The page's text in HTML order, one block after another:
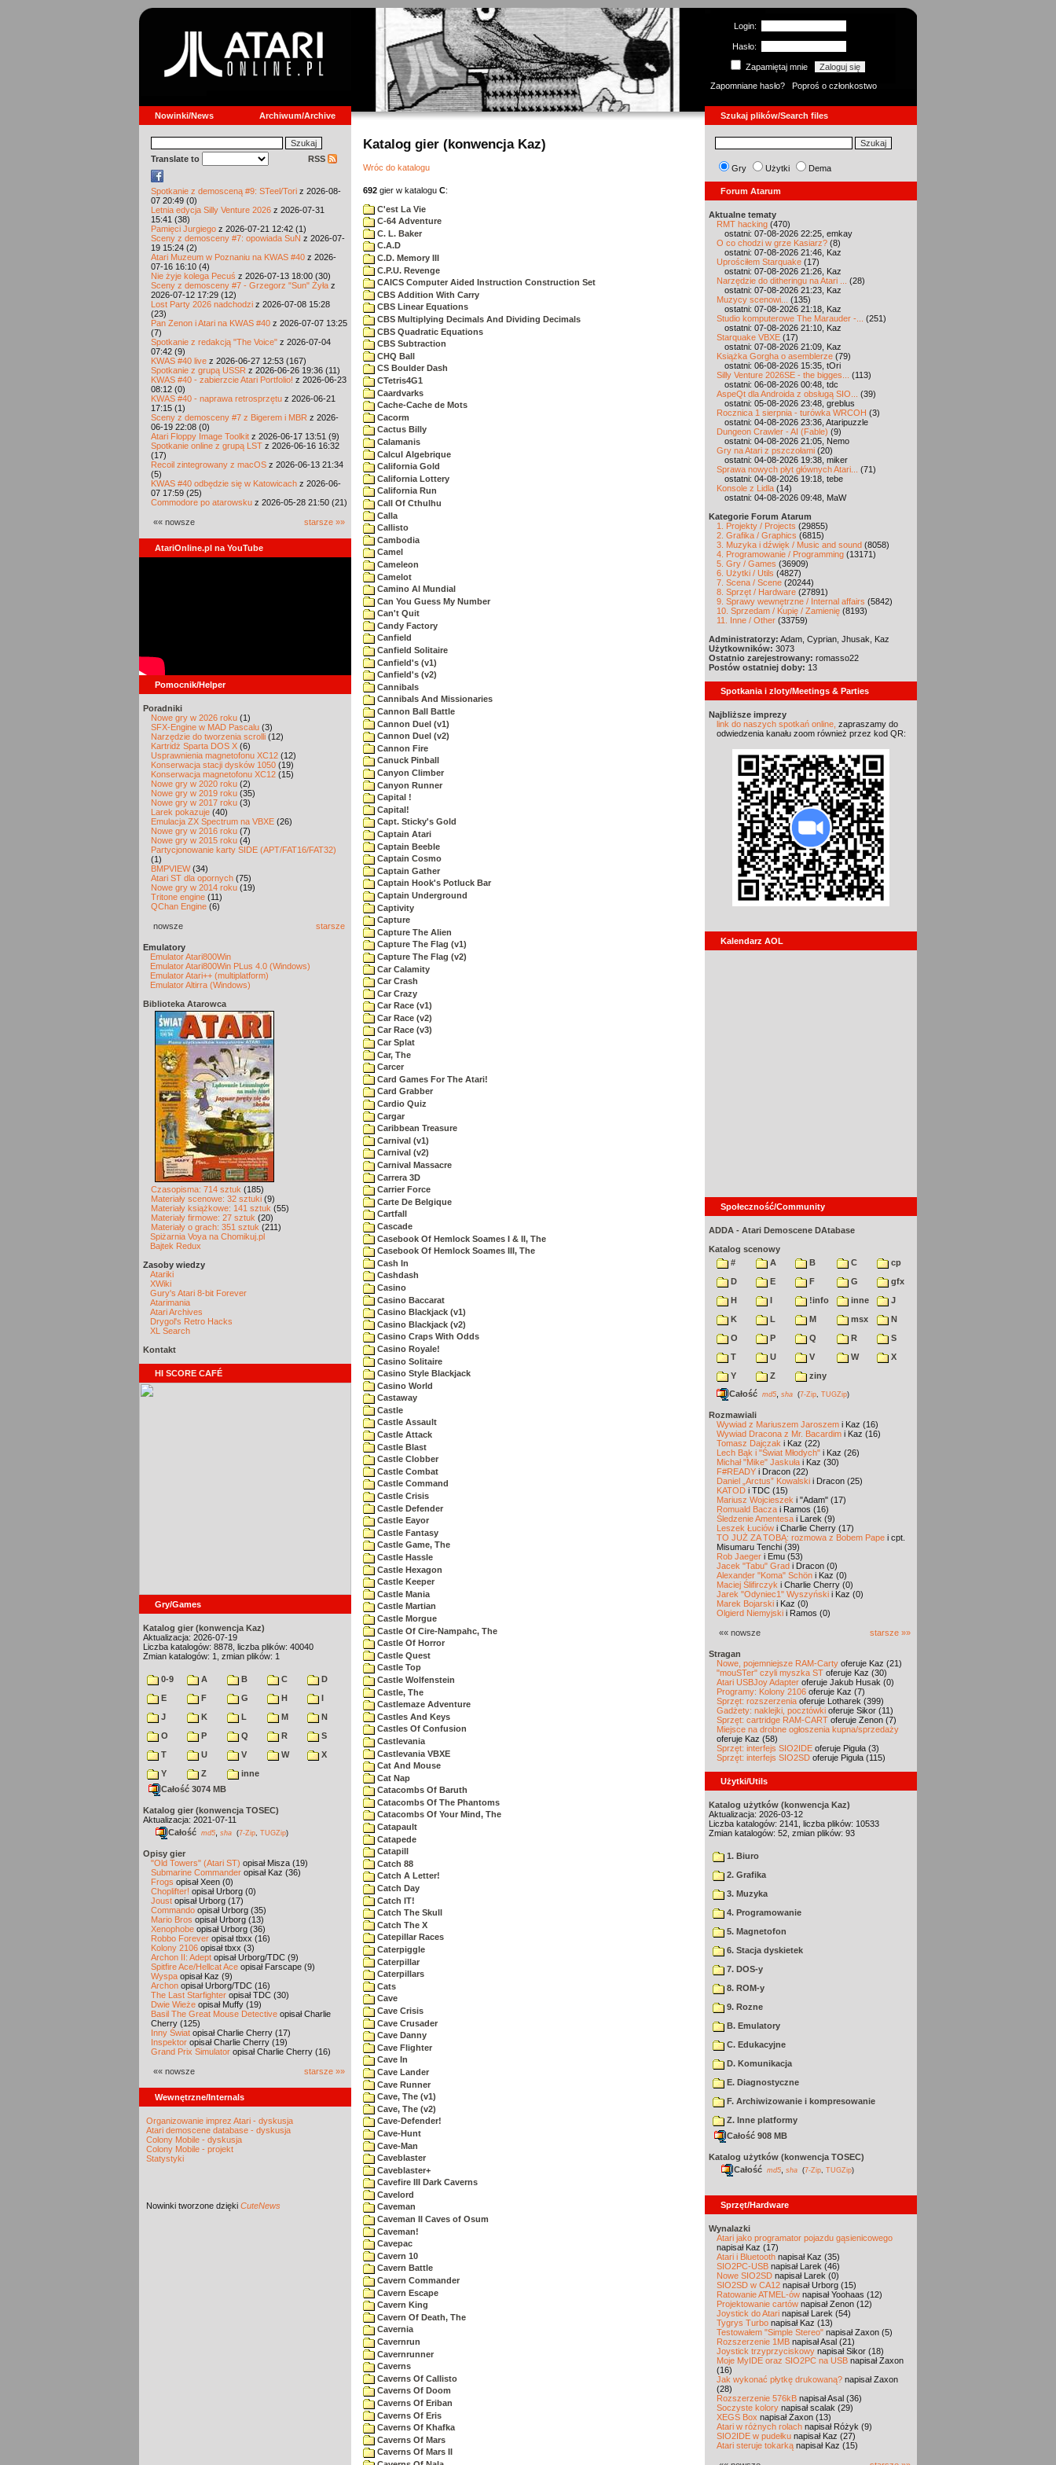
Login:
Hasło:
Zapamiętaj mnie
Zapomniane hasło?
Poproś o członkostwo
Nowinki/News Archiwum/Archive Szukaj plików/Search files
Translate to RSS
Spotkanie z demosceną #9: STeel/Tori z 2026-08-
07 20:49 (0)
Letnia edycja Silly Venture 2026 z 2026-07-31
15:41 (38)
Pamięci Jurgiego z 2026-07-21 12:42 (1)
Sceny z demosceny #7: opowiada SuN z 2026-07-
19 15:24 (2)
Atari Muzeum w Poznaniu na KWAS #40 z 2026-
07-16 16:10 (4)
Nie żyje kolega Pecuś z 2026-07-13 18:00 (30)
Sceny z demosceny #7 - Grzegorz "Sun" Żyła z
2026-07-12 17:29 (12)
Lost Party 2026 nadchodzi z 2026-07-08 15:28
(23)
Pan Zenon i Atari na KWAS #40 z 2026-07-07 13:25
(7)
Spotkanie z redakcją "The Voice" z 2026-07-04
07:42 (9)
KWAS #40 live z 2026-06-27 12:53 (167)
Spotkanie z grupą USSR z 2026-06-26 19:36 (11)
KWAS #40 - zabierzcie Atari Portfolio! z 2026-06-23
08:12 (0)
KWAS #40 - naprawa retrosprzętu z 2026-06-21
17:15 (1)
Sceny z demosceny #7 z Bigerem i MBR z 2026-
06-19 22:08 (0)
Atari Floppy Image Toolkit z 2026-06-17 13:51 (9)
Spotkanie online z grupą LST z 2026-06-16 16:32
(17)
Recoil zintegrowany z macOS z 2026-06-13 21:34
(5)
KWAS #40 odbędzie się w Katowicach z 2026-06-
07 17:59 (25)
Commodore po atarowsku z 2026-05-28 21:50 (21)
«« nowsze starsze »»
AtariOnline.pl na YouTube
Pomocnik/Helper
Poradniki
Nowe gry w 2026 roku (1)
SFX-Engine w MAD Pascalu (3)
Narzędzie do tworzenia scrolli (12)
Kartridż Sparta DOS X (6)
Usprawnienia magnetofonu XC12 (12)
Konserwacja stacji dysków 1050 (19)
Konserwacja magnetofonu XC12 (15)
Nowe gry w 2020 roku (2)
Nowe gry w 2019 roku (35)
Nowe gry w 2017 roku (3)
Larek pokazuje (40)
Emulacja ZX Spectrum na VBXE (26)
Nowe gry w 2016 roku (7)
Nowe gry w 2015 roku (4)
Partycjonowanie karty SIDE (APT/FAT16/FAT32)
(1)
BMPVIEW(34)
Atari ST dla opornych (75)
Nowe gry w 2014 roku (19)
Tritone engine (11)
QChan Engine (6)
nowsze starsze
Emulatory
Emulator Atari800Win
Emulator Atari800Win PLus 4.0 (Windows)
Emulator Atari++ (multiplatform)
Emulator Altirra (Windows)
Biblioteka Atarowca
Czasopisma: 714 sztuk (185)
Materiały scenowe: 32 sztuki (9)
Materiały książkowe: 141 sztuk (55)
Materiały firmowe: 27 sztuk (20)
Materiały o grach: 351 sztuk (211)
Spiżarnia Voya na Chomikuj.pl
Bajtek Redux
Zasoby wiedzy
Atariki
XWiki
Gury's Atari 8-bit Forever
Atarimania
Atari Archives
Drygol's Retro Hacks
XL Search
Kontakt
HI SCORE CAFÉ
Gry/Games
Katalog gier (konwencja Kaz)
Aktualizacja: 2026-07-19
Liczba katalogów: 8878, liczba plików: 40040
Zmian katalogów: 1, zmian plików: 1
0-9 A B C
D
E
F G H
I
J
K L M
N
O
P Q R
S
T
U V W
X
Y
Z
inne
Całość 3074 MB
Katalog gier (konwencja TOSEC)
Aktualizacja: 2021-07-11
Całość md5 sha (7-Zip TUGZip)
Opisy gier
"Old Towers" (Atari ST) opisał Misza (19)
Submarine Commander opisał Kaz (36)
Frogs opisał Xeen (0)
Choplifter! opisał Urborg (0)
Joust opisał Urborg (17)
Commando opisał Urborg (35)
Mario Bros opisał Urborg (13)
Xenophobe opisał Urborg (36)
Robbo Forever opisał tbxx (16)
Kolony 2106 opisał tbxx (3)
Archon II: Adept opisał Urborg/TDC (9)
Spitfire Ace/Hellcat Ace opisał Farscape (9)
Wyspa opisał Kaz (9)
Archon opisał Urborg/TDC (16)
The Last Starfighter opisał TDC (30)
Dwie Wieże opisał Muffy (19)
Basil The Great Mouse Detective opisał Charlie
Cherry (125)
Inny Świat opisał Charlie Cherry (17)
Inspektor opisał Charlie Cherry (19)
Grand Prix Simulator opisał Charlie Cherry (16)
«« nowsze starsze »»
Wewnętrzne/Internals
Organizowanie imprez Atari - dyskusja
Atari demoscene database - dyskusja
Colony Mobile - dyskusja
Colony Mobile - projekt
Statystyki
Nowinki tworzone dzięki CuteNews
Katalog gier (konwencja Kaz)
Wróc do katalogu
692 gier w katalogu C:
C'est La Vie
C-64 Adventure
C. L. Baker
C.A.D
C.D. Memory III
C.P.U. Revenge
CAICS Computer Aided Instruction Construction Set
CBS Addition With Carry
CBS Linear Equations
CBS Multiplying Decimals And Dividing Decimals
CBS Quadratic Equations
CBS Subtraction
CHQ Ball
CS Boulder Dash
CTetris4G1
Caardvarks
Cache-Cache de Mots
Cacorm
Cactus Billy
Calamanis
Calcul Algebrique
California Gold
California Lottery
California Run
Call Of Cthulhu
Calla
Callisto
Cambodia
Camel
Cameleon
Camelot
Camino Al Mundial
Can You Guess My Number
Can't Quit
Candy Factory
Canfield
Canfield Solitaire
Canfield's (v1)
Canfield's (v2)
Cannibals
Cannibals And Missionaries
Cannon Ball Battle
Cannon Duel (v1)
Cannon Duel (v2)
Cannon Fire
Canuck Pinball
Canyon Climber
Canyon Runner
Capital !
Capital!
Capt. Sticky's Gold
Captain Atari
Captain Beeble
Captain Cosmo
Captain Gather
Captain Hook's Potluck Bar
Captain Underground
Captivity
Capture
Capture The Alien
Capture The Flag (v1)
Capture The Flag (v2)
Car Calamity
Car Crash
Car Crazy
Car Race (v1)
Car Race (v2)
Car Race (v3)
Car Splat
Car, The
Carcer
Card Games For The Atari!
Card Grabber
Cardio Quiz
Cargar
Caribbean Treasure
Carnival (v1)
Carnival (v2)
Carnival Massacre
Carrera 3D
Carrier Force
Carte De Belgique
Cartfall
Cascade
Casebook Of Hemlock Soames I & II, The
Casebook Of Hemlock Soames III, The
Cash In
Cashdash
Casino
Casino Baccarat
Casino Blackjack (v1)
Casino Blackjack (v2)
Casino Craps With Odds
Casino Royale!
Casino Solitaire
Casino Style Blackjack
Casino World
Castaway
Castle
Castle Assault
Castle Attack
Castle Blast
Castle Clobber
Castle Combat
Castle Command
Castle Crisis
Castle Defender
Castle Eayor
Castle Fantasy
Castle Game, The
Castle Hassle
Castle Hexagon
Castle Keeper
Castle Mania
Castle Martian
Castle Morgue
Castle Of Cire-Nampahc, The
Castle Of Horror
Castle Quest
Castle Top
Castle Wolfenstein
Castle, The
Castlemaze Adventure
Castles And Keys
Castles Of Confusion
Castlevania
Castlevania VBXE
Cat And Mouse
Cat Nap
Catacombs Of Baruth
Catacombs Of The Phantoms
Catacombs Of Your Mind, The
Catapault
Catapede
Catapill
Catch 88
Catch A Letter!
Catch Day
Catch IT!
Catch The Skull
Catch The X
Catepillar Races
Caterpiggle
Caterpillar
Caterpillars
Cats
Cave
Cave Crisis
Cave Crusader
Cave Danny
Cave Flighter
Cave In
Cave Lander
Cave Runner
Cave, The (v1)
Cave, The (v2)
Cave-Defender!
Cave-Hunt
Cave-Man
Caveblaster
Caveblaster+
Cavefire III Dark Caverns
Cavelord
Caveman
Caveman II Caves of Osum
Caveman!
Cavepac
Cavern 10
Cavern Battle
Cavern Commander
Cavern Escape
Cavern King
Cavern Of Death, The
Cavernia
Cavernrun
Cavernrunner
Caverns
Caverns Of Callisto
Caverns Of Doom
Caverns Of Eriban
Caverns Of Eris
Caverns Of Khafka
Caverns Of Mars
Caverns Of Mars II
Gry Użytki Dema
Forum Atarum
Aktualne tematy
RMT hacking (470)
ostatni: 07-08-2026 22:25, emkay
O co chodzi w grze Kasiarz? (8)
ostatni: 07-08-2026 21:46, Kaz
Uprościłem Starquake (17)
ostatni: 07-08-2026 21:26, Kaz
Narzędzie do ditheringu na Atari ...
(28)
ostatni: 07-08-2026 21:23, Kaz
Muzycy scenowi...
(135)
ostatni: 07-08-2026 21:18, Kaz
Studio komputerowe The Marauder -...
(251)
ostatni: 07-08-2026 21:10, Kaz
Starquake VBXE (17)
ostatni: 07-08-2026 21:09, Kaz
Książka Gorgha o asemblerze (79)
ostatni: 06-08-2026 15:35, tOri
Silly Venture 2026SE - the bigges...
(113)
ostatni: 06-08-2026 00:48, tdc
AspeQt dla Androida z obsługą SIO...
(39)
ostatni: 05-08-2026 23:48, greblus
Rocznica 1 sierpnia - turówka WRCOH (3)
ostatni: 04-08-2026 23:36, Ataripuzzle
Dungeon Crawler - AI (Fable) (9)
ostatni: 04-08-2026 21:05, Nemo
Gry na Atari z pszczołami (20)
ostatni: 04-08-2026 19:38, miker
Sprawa nowych płyt głównych Atari...
(71)
ostatni: 04-08-2026 19:18, tebe
Konsole z Lidla (14)
ostatni: 04-08-2026 09:48, MaW
Kategorie Forum Atarum
1. Projekty / Projects (29855)
2. Grafika / Graphics (6815)
3. Muzyka i dźwięk / Music and sound (8058)
4. Programowanie / Programming (13171)
5. Gry / Games (36909)
6. Użytki / Utils (4827)
7. Scena / Scene (20244)
8. Sprzęt / Hardware (27891)
9. Sprawy wewnętrzne / Internal affairs (5842)
10. Sprzedam / Kupię / Zamienię (8193)
11. Inne / Other (33759)
Administratorzy: Adam, Cyprian, Jhusak, Kaz
Użytkowników: 3073
Ostatnio zarejestrowany: romasso22
Postów ostatniej doby: 13
Spotkania i zloty/Meetings & Parties
Najbliższe imprezy
link do naszych spotkań online, zapraszamy do
odwiedzenia kanału zoom również przez kod QR:
Kalendarz AOL
Społeczność/Community
ADDA - Atari Demoscene DAtabase
Katalog scenowy
#
A B C
cp
D
E F G
gfx
H
I !info inne
J
K
L M msx
N
O
P Q R
S
T
U V W
X
Y
Z
ziny
Całość md5 sha (7-Zip TUGZip)
Rozmawiali
Wywiad z Mariuszem Jaroszem i Kaz (16)
Wywiad Dracona z Mr. Bacardim i Kaz (16)
Tomasz Dajczak i Kaz (22)
Lech Bąk i "Świat Młodych" i Kaz (26)
Michał "Mike" Jaskuła i Kaz (30)
F#READY i Dracon (22)
Daniel „Arctus” Kowalski i Dracon (25)
KATOD i TDC (15)
Mariusz Wojcieszek i "Adam" (17)
Romuald Bacza i Ramos (16)
Śledzenie Amentesa i Larek (9)
Leszek Łuciów i Charlie Cherry (17)
TO JUŻ ZA TOBĄ: rozmowa z Bobem Pape i cpt.
Misumaru Tenchi (39)
Rob Jaeger i Emu (53)
Jacek "Tabu" Grad i Dracon (0)
Alexander "Koma" Schön i Kaz (0)
Maciej Ślifirczyk i Charlie Cherry (0)
Jarek "Odyniec1" Wyszyński i Kaz (0)
Marek Bojarski i Kaz (0)
Olgierd Niemyjski i Ramos (0)
«« nowsze starsze »»
Stragan
Nowe, pojemniejsze RAM-Carty oferuje Kaz (21)
"mouSTer" czyli myszka ST oferuje Kaz (30)
Atari USBJoy Adapter oferuje Jakub Husak (0)
Programy: Kolony 2106 oferuje Kaz (7)
Sprzęt: rozszerzenia oferuje Lotharek (399)
Gadżety: naklejki, pocztówki oferuje Sikor (11)
Sprzęt: cartridge RAM-CART oferuje Zenon (7)
Miejsce na drobne ogłoszenia kupna/sprzedaży
oferuje Kaz (58)
Sprzęt: interfejs SIO2IDE oferuje Piguła (3)
Sprzęt: interfejs SIO2SD oferuje Piguła (115)
Użytki/Utils
Katalog użytków (konwencja Kaz)
Aktualizacja: 2026-03-12
Liczba katalogów: 2141, liczba plików: 10533
Zmian katalogów: 52, zmian plików: 93
1. Biuro
2. Grafika
3. Muzyka
4. Programowanie
5. Magnetofon
6. Stacja dyskietek
7. DOS-y
8. ROM-y
9. Rozne
B. Emulatory
C. Edukacyjne
D. Komunikacja
E. Diagnostyczne
F. Archiwizowanie i kompresowanie
Z. Inne platformy
Całość 908 MB
Katalog użytków (konwencja TOSEC)
Całość md5 sha (7-Zip TUGZip)
Sprzęt/Hardware
Wynalazki
Atari jako programator pojazdu gąsienicowego
napisał Kaz (17)
Atari i Bluetooth napisał Kaz (35)
SIO2PC-USB napisał Larek (46)
Nowe SIO2SD napisał Larek (0)
SIO2SD w CA12 napisał Urborg (15)
Ratowanie ATMEL-ów napisał Yoohaas (12)
Projektowanie cartów napisał Zenon (12)
Joystick do Atari napisał Larek (54)
Tygrys Turbo napisał Kaz (13)
Testowałem "Simple Stereo" napisał Zaxon (5)
Rozszerzenie 1MB napisał Asal (21)
Joystick trzyprzyciskowy napisał Sikor (18)
Moje MyIDE oraz SIO2PC na USB napisał Zaxon
(16)
Jak wykonać płytkę drukowaną? napisał Zaxon
(28)
Rozszerzenie 576kB napisał Asal (36)
Soczyste kolory napisał scalak (29)
XEGS Box napisał Zaxon (13)
Atari w różnych rolach napisał Różyk (9)
SIO2IDE w pudełku napisał Kaz (27)
Atari steruje tokarką napisał Kaz (15)